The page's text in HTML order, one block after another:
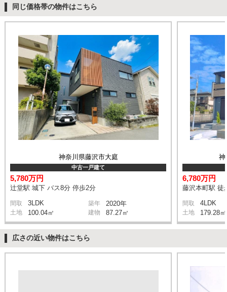
同じ価格帯の物件はこちら
神奈川県藤沢市大庭
中古一戸建て
5,780万円
辻堂駅 城下 バス8分 停歩2分
間取 3LDK 築年 2020年
土地 100.04㎡ 建物 87.27㎡
神
6,780万円
藤沢本町駅 徒
間取 4LDK
土地 179.28㎡
広さの近い物件はこちら